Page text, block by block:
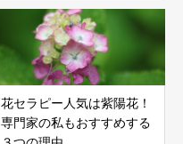
花セラピー人気は紫陽花！
専門家の私もおすすめする